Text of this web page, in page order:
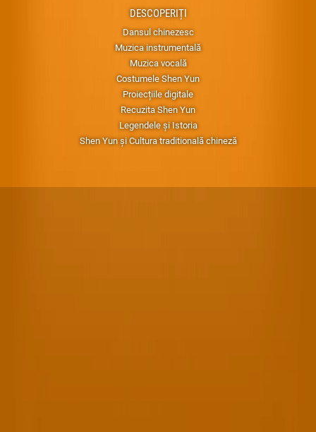
DESCOPERIȚI
Dansul chinezesc
Muzica instrumentală
Muzica vocală
Costumele Shen Yun
Proiecțiile digitale
Recuzita Shen Yun
Legendele și Istoria
Shen Yun și Cultura traditională chineză